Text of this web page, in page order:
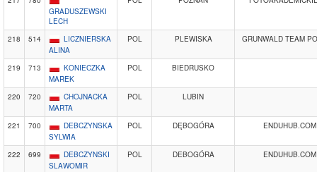
GRADUSZEWSKI
LECH
218 514
LICZNIERSKA
ALINA
POL PLEWISKA GRUNWALD TEAM
219 713
KONIECZKA
MAREK
POL BIEDRUSKO
220 720
CHOJNACKA
MARTA
POL LUBIN
221 700
DEBCZYNSKA
SYLWIA
POL DĘBOGÓRA ENDUHUB.COM
222 699
DEBCZYNSKI
SLAWOMIR
POL DEBOGÓRA ENDUHUB.COM